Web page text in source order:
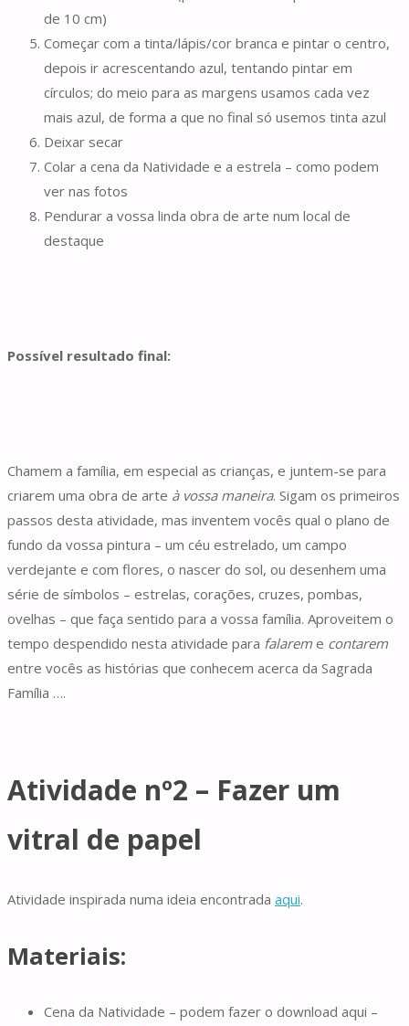
de 10 cm)
Começar com a tinta/lápis/cor branca e pintar o centro,
depois ir acrescentando azul, tentando pintar em
círculos; do meio para as margens usamos cada vez
mais azul, de forma a que no final só usemos tinta azul
Deixar secar
Colar a cena da Natividade e a estrela – como podem
ver nas fotos
Pendurar a vossa linda obra de arte num local de
destaque
Possível resultado final:
Chamem a família, em especial as crianças, e juntem-se para
criarem uma obra de arte à vossa maneira. Sigam os primeiros
passos desta atividade, mas inventem vocês qual o plano de
fundo da vossa pintura – um céu estrelado, um campo
verdejante e com flores, o nascer do sol, ou desenhem uma
série de símbolos – estrelas, corações, cruzes, pombas,
ovelhas – que faça sentido para a vossa família. Aproveitem o
tempo despendido nesta atividade para falarem e contarem
entre vocês as histórias que conhecem acerca da Sagrada
Família ….
Atividade nº2 – Fazer um
vitral de papel
Atividade inspirada numa ideia encontrada aqui.
Materiais:
Cena da Natividade – podem fazer o download aqui –